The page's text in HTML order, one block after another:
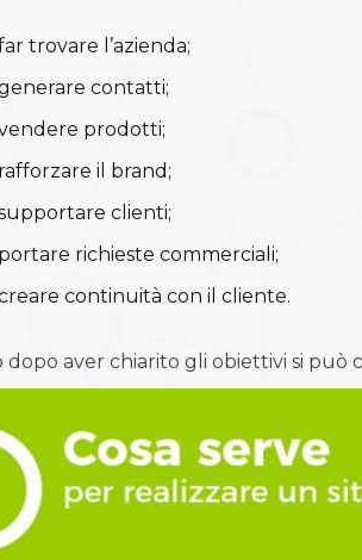
trovare l’azienda;
contatti;
prodotti;
rafforzare il brand;
clienti;
portare richieste commerciali;
continuità con il cliente.
dopo aver chiarito gli obiettivi si può